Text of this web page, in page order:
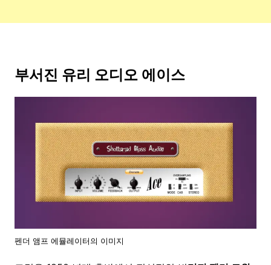
부서진 유리 오디오 에이스
펜더 앰프 에뮬레이터의 이미지